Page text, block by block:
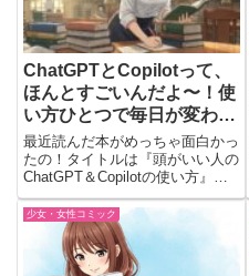
ChatGPTとCopilotって、
ほんとすごいんだよ〜！使
い方ひとつで毎日が変わる
話
最近読んだ本がめっちゃ面白かっ
たの！タイトルは『頭がいい人の
ChatGPT＆Copilotの使い方』っ
ていうんだけど、これ、AIの使い
方をわかりやすく教えてくれる本
で、読んでるだけで仕事とか勉強
がどんどんラクになりそうな感
じ。難しい説明とか...
少女・女性コミック